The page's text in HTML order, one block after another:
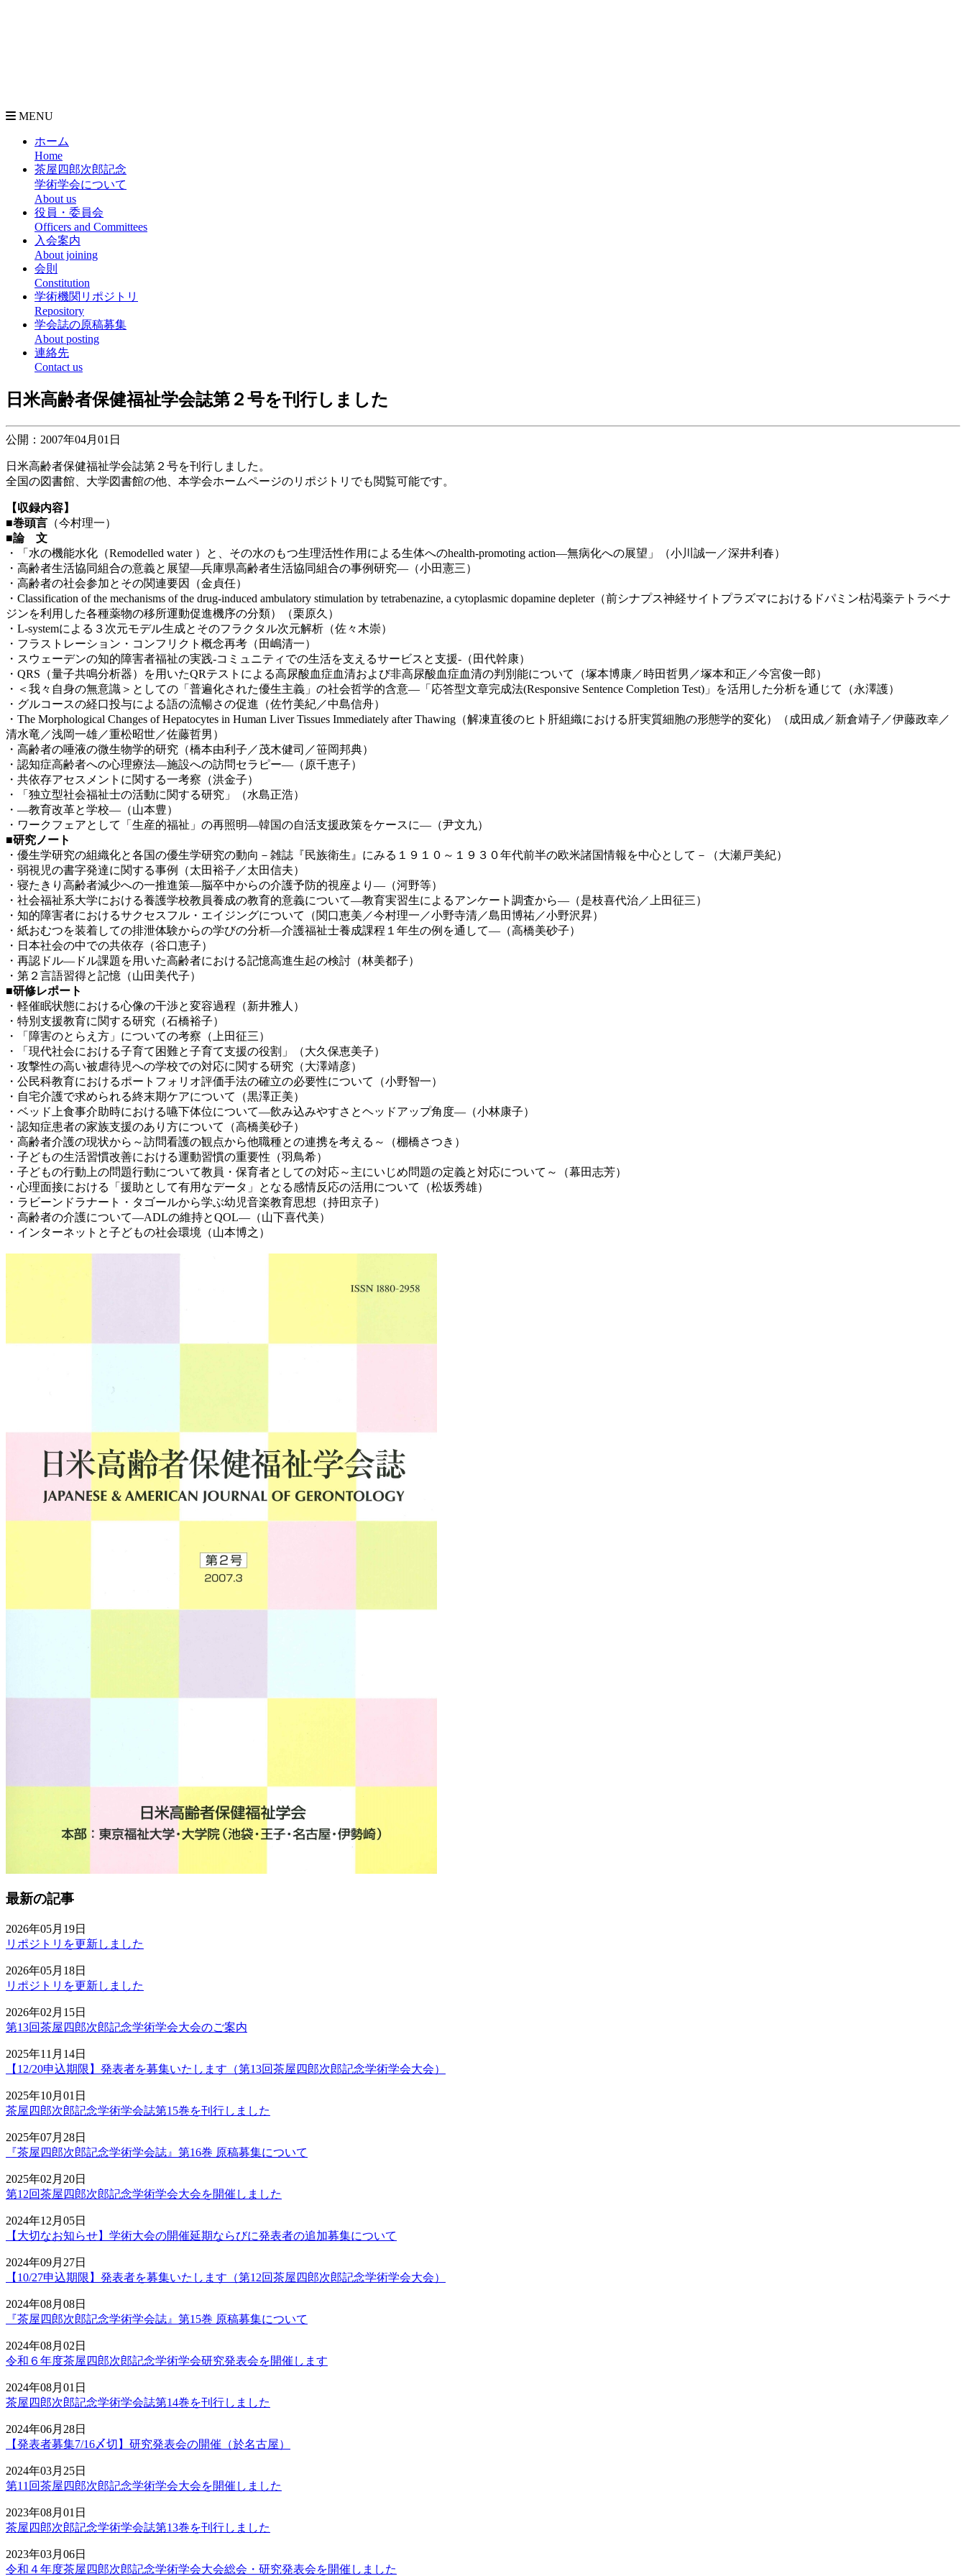
MENU
ホーム
Home
茶屋四郎次郎記念
学術学会について
About us
役員・委員会
Officers and Committees
入会案内
About joining
会則
Constitution
学術機関リポジトリ
Repository
学会誌の原稿募集
About posting
連絡先
Contact us
日米高齢者保健福祉学会誌第２号を刊行しました
公開：2007年04月01日
日米高齢者保健福祉学会誌第２号を刊行しました。
全国の図書館、大学図書館の他、本学会ホームページのリポジトリでも閲覧可能です。
【収録内容】
■巻頭言 （今村理一）
■論 文
・「水の機能水化（Remodelled water ）と、その水のもつ生理活性作用による生体へのhealth-promoting action―無病化への展望」（小川誠一／深井利春）
・高齢者生活協同組合の意義と展望―兵庫県高齢者生活協同組合の事例研究―（小田憲三）
・高齢者の社会参加とその関連要因（金貞任）
・Classification of the mechanisms of the drug-induced ambulatory stimulation by tetrabenazine, a cytoplasmic dopamine depleter（前シナプス神経サイトプラズマにおけるドパミン枯渇薬テトラベナ
ジンを利用した各種薬物の移所運動促進機序の分類）（栗原久）
・L-systemによる３次元モデル生成とそのフラクタル次元解析（佐々木崇）
・フラストレーション・コンフリクト概念再考（田嶋清一）
・スウェーデンの知的障害者福祉の実践-コミュニティでの生活を支えるサービスと支援-（田代幹康）
・QRS（量子共鳴分析器）を用いたQRテストによる高尿酸血症血清および非高尿酸血症血清の判別能について（塚本博康／時田哲男／塚本和正／今宮俊一郎）
・＜我々自身の無意識＞としての「普遍化された優生主義」の社会哲学的含意―「応答型文章完成法(Responsive Sentence Completion Test)」を活用した分析を通じて（永澤護）
・グルコースの経口投与による語の流暢さの促進（佐竹美紀／中島信舟）
・The Morphological Changes of Hepatocytes in Human Liver Tissues Immediately after Thawing（解凍直後のヒト肝組織における肝実質細胞の形態学的変化）（成田成／新倉靖子／伊藤政幸／
清水竜／浅岡一雄／重松昭世／佐藤哲男）
・高齢者の唾液の微生物学的研究（橋本由利子／茂木健司／笹岡邦典）
・認知症高齢者への心理療法―施設への訪問セラピー―（原千恵子）
・共依存アセスメントに関する一考察（洪金子）
・「独立型社会福祉士の活動に関する研究」（水島正浩）
・―教育改革と学校―（山本豊）
・ワークフェアとして「生産的福祉」の再照明―韓国の自活支援政策をケースに―（尹文九）
■研究ノート
・優生学研究の組織化と各国の優生学研究の動向－雑誌『民族衛生』にみる１９１０～１９３０年代前半の欧米諸国情報を中心として－（大瀬戸美紀）
・弱視児の書字発達に関する事例（太田裕子／太田信夫）
・寝たきり高齢者減少への一推進策―脳卒中からの介護予防的視座より―（河野等）
・社会福祉系大学における養護学校教員養成の教育的意義について―教育実習生によるアンケート調査から―（是枝喜代治／上田征三）
・知的障害者におけるサクセスフル・エイジングについて（関口恵美／今村理一／小野寺清／島田博祐／小野沢昇）
・紙おむつを装着しての排泄体験からの学びの分析―介護福祉士養成課程１年生の例を通して―（高橋美砂子）
・日本社会の中での共依存（谷口恵子）
・再認ドル―ドル課題を用いた高齢者における記憶高進生起の検討（林美都子）
・第２言語習得と記憶（山田美代子）
■研修レポート
・軽催眠状態における心像の干渉と変容過程（新井雅人）
・特別支援教育に関する研究（石橋裕子）
・「障害のとらえ方」についての考察（上田征三）
・「現代社会における子育て困難と子育て支援の役割」（大久保恵美子）
・攻撃性の高い被虐待児への学校での対応に関する研究（大澤靖彦）
・公民科教育におけるポートフォリオ評価手法の確立の必要性について（小野智一）
・自宅介護で求められる終末期ケアについて（黒澤正美）
・ベッド上食事介助時における嚥下体位について―飲み込みやすさとヘッドアップ角度―（小林康子）
・認知症患者の家族支援のあり方について（高橋美砂子）
・高齢者介護の現状から～訪問看護の観点から他職種との連携を考える～（棚橋さつき）
・子どもの生活習慣改善における運動習慣の重要性（羽鳥希）
・子どもの行動上の問題行動について教員・保育者としての対応～主にいじめ問題の定義と対応について～（幕田志芳）
・心理面接における「援助として有用なデータ」となる感情反応の活用について（松坂秀雄）
・ラビーンドラナート・タゴールから学ぶ幼児音楽教育思想（持田京子）
・高齢者の介護について―ADLの維持とQOL―（山下喜代美）
・インターネットと子どもの社会環境（山本博之）
最新の記事
2026年05月19日
リポジトリを更新しました
2026年05月18日
リポジトリを更新しました
2026年02月15日
第13回茶屋四郎次郎記念学術学会大会のご案内
2025年11月14日
【12/20申込期限】発表者を募集いたします（第13回茶屋四郎次郎記念学術学会大会）
2025年10月01日
茶屋四郎次郎記念学術学会誌第15巻を刊行しました
2025年07月28日
『茶屋四郎次郎記念学術学会誌』第16巻 原稿募集について
2025年02月20日
第12回茶屋四郎次郎記念学術学会大会を開催しました
2024年12月05日
【大切なお知らせ】学術大会の開催延期ならびに発表者の追加募集について
2024年09月27日
【10/27申込期限】発表者を募集いたします（第12回茶屋四郎次郎記念学術学会大会）
2024年08月08日
『茶屋四郎次郎記念学術学会誌』第15巻 原稿募集について
2024年08月02日
令和６年度茶屋四郎次郎記念学術学会研究発表会を開催します
2024年08月01日
茶屋四郎次郎記念学術学会誌第14巻を刊行しました
2024年06月28日
【発表者募集7/16〆切】研究発表会の開催（於名古屋）
2024年03月25日
第11回茶屋四郎次郎記念学術学会大会を開催しました
2023年08月01日
茶屋四郎次郎記念学術学会誌第13巻を刊行しました
2023年03月06日
令和４年度茶屋四郎次郎記念学術学会大会総会・研究発表会を開催しました